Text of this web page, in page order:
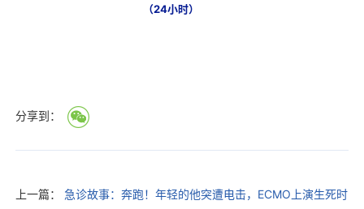
（24小时）
分享到：
上一篇： 急诊故事：奔跑！年轻的他突遭电击，ECMO上演生死时